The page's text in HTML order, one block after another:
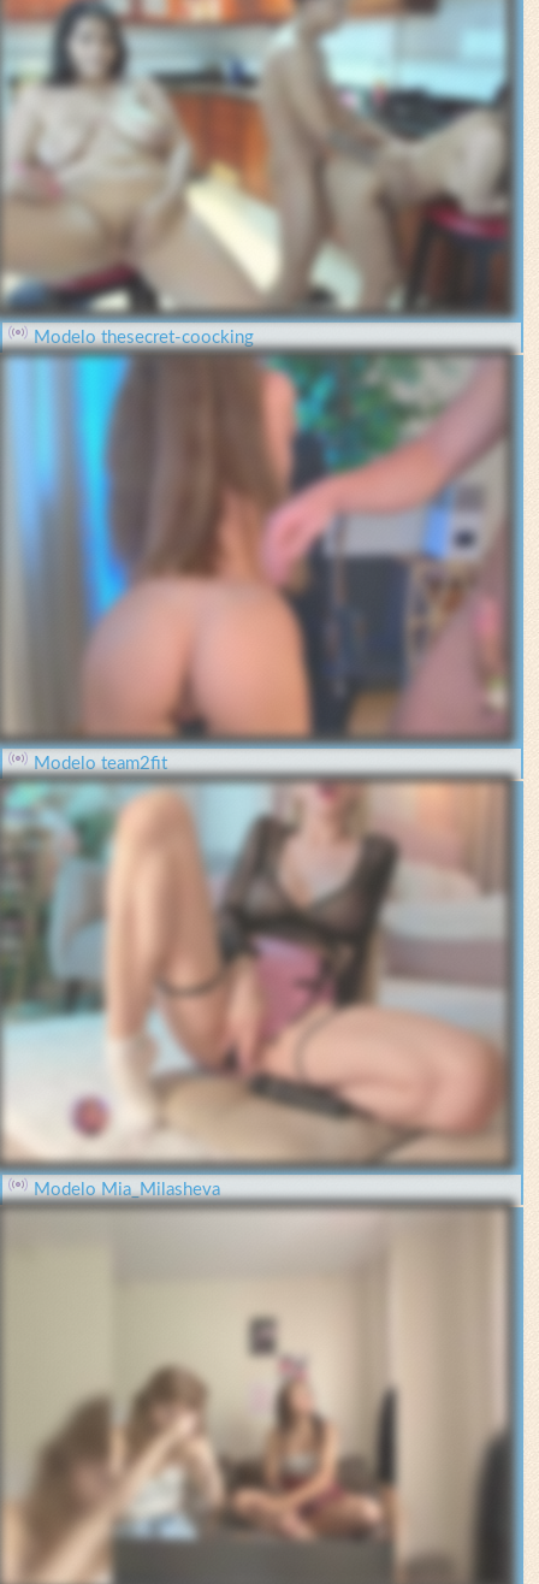
Modelo thesecret-coocking
Modelo team2fit
Modelo Mia_Milasheva